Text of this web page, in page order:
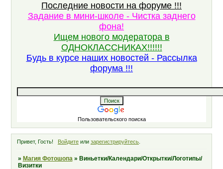
Последние новости на форуме !!!
Задание в мини-школе - Чистка заднего
фона!
Ищем нового модератора в
ОДНОКЛАССНИКАХ!!!!!!
Будь в курсе наших новостей - Рассылка
форума !!!
Пользовательского поиска
Привет, Гость! Войдитеили зарегистрируйтесь.
» Магия Фотошопа » Виньетки/Календари/Открытки/Логотипы/
Визитки